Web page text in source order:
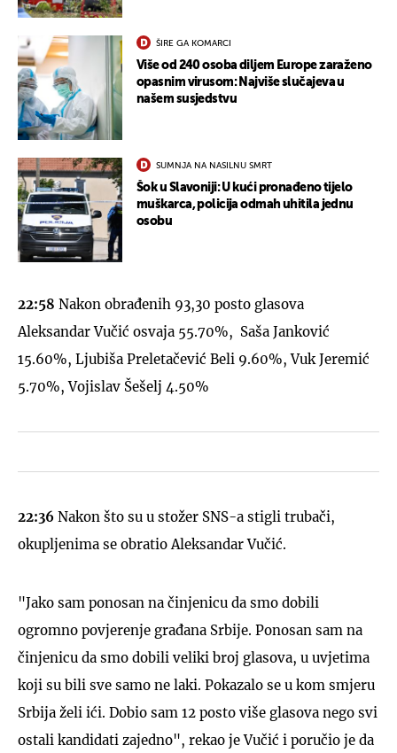
ŠIRE GA KOMARCI
Više od 240 osoba diljem Europe zaraženo
opasnim virusom: Najviše slučajeva u
našem susjedstvu
SUMNJA NA NASILNU SMRT
Šok u Slavoniji: U kući pronađeno tijelo
muškarca, policija odmah uhitila jednu
osobu
22:58 Nakon obrađenih 93,30 posto glasova
Aleksandar Vučić osvaja 55.70%, Saša Janković
15.60%, Ljubiša Preletačević Beli 9.60%, Vuk Jeremić
5.70%, Vojislav Šešelj 4.50%
22:36 Nakon što su u stožer SNS-a stigli trubači,
okupljenima se obratio Aleksandar Vučić.
"Jako sam ponosan na činjenicu da smo dobili
ogromno povjerenje građana Srbije. Ponosan sam na
činjenicu da smo dobili veliki broj glasova, u uvjetima
koji su bili sve samo ne laki. Pokazalo se u kom smjeru
Srbija želi ići. Dobio sam 12 posto više glasova nego svi
ostali kandidati zajedno", rekao je Vučić i poručio je da